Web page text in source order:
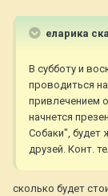
еларика
В субботу и
проводиться
привлечением
начнется
Собаки", будет
друзей. Конт.
сколько будет